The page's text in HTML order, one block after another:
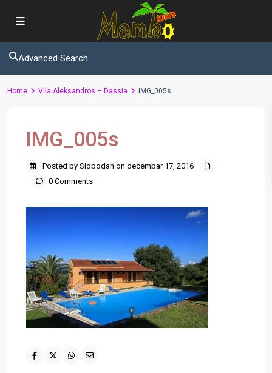
Advanced Search
Home Vila Aleksandros – Dassia IMG_005s
IMG_005s
Posted by Slobodan on decembar 17, 2016
0 Comments